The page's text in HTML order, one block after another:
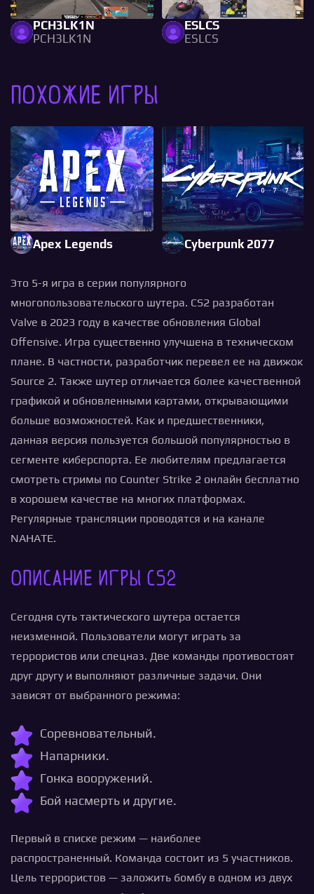
PCH3LK1N
PCH3LK1N
ESLCS
ESLCS
Похожие игры
Apex Legends Cyberpunk 2077
Это 5-я игра в серии популярного
многопользовательского шутера. CS2 разработан
Valve в 2023 году в качестве обновления Global
Offensive. Игра существенно улучшена в техническом
плане. В частности, разработчик перевел ее на движок
Source 2. Также шутер отличается более качественной
графикой и обновленными картами, открывающими
больше возможностей. Как и предшественники,
данная версия пользуется большой популярностью в
сегменте киберспорта. Ее любителям предлагается
смотреть стримы по Counter Strike 2 онлайн бесплатно
в хорошем качестве на многих платформах.
Регулярные трансляции проводятся и на канале
NAHATE.
Описание игры CS2
Сегодня суть тактического шутера остается
неизменной. Пользователи могут играть за
террористов или спецназ. Две команды противостоят
друг другу и выполняют различные задачи. Они
зависят от выбранного режима:
Соревновательный.
Напарники.
Гонка вооружений.
Бой насмерть и другие.
Первый в списке режим — наиболее
распространенный. Команда состоит из 5 участников.
Цель террористов — заложить бомбу в одном из двух